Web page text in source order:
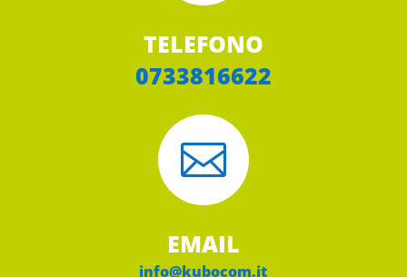
TELEFONO
0733816622

EMAIL
info@kubocom.it